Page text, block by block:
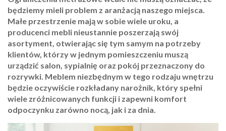
będziemy mieli problem z aranżacją naszego miejsca.
Małe przestrzenie mają w sobie wiele uroku, a
producenci mebli nieustannie poszerzają swój
asortyment, otwierając się tym samym na potrzeby
klientów, którzy w jednym pomieszczeniu muszą
urządzić salon, sypialnię oraz pokój przeznaczony do
rozrywki. Meblem niezbędnym w tego rodzaju wnętrzu
będzie oczywiście rozkładany narożnik, który spełni
wiele zróżnicowanych funkcji i zapewni komfort
odpoczynku zarówno nocą, jak i za dnia.